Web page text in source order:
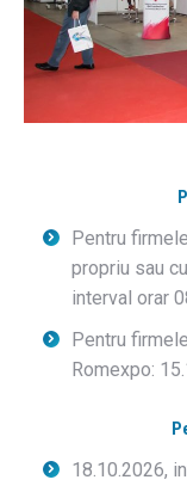
Pentru
propriu sau
interval orar
Pentru
Romexpo:
18.10.2026,